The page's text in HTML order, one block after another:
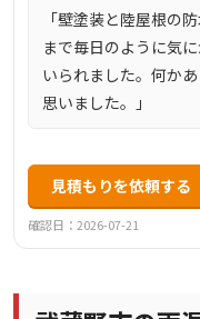
「壁塗装と陸屋根の
まで毎日のように気
いられました。何か
思いました。」
見積もりを依頼する
確認日：2026-07-21